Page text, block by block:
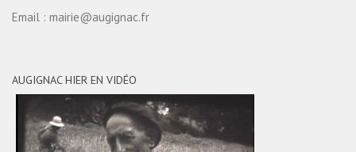
Email : mairie@augignac.fr
AUGIGNAC HIER EN VIDÉO